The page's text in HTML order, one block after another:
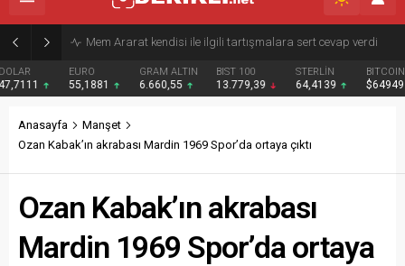
EURO
55,1881
GRAM ALTIN
6.660,55
BIST 100
13.779,39
STERLİN
64,4139
BITCOIN
$64949
BNB
Anasayfa
Manşet
Ozan Kabak’ın akrabası Mardin 1969 Spor’da ortaya çıktı
Ozan Kabak’ın akrabası
Mardin 1969 Spor’da ortaya